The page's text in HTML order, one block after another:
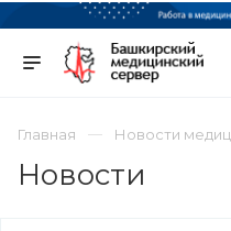
Главная Новости
Новости